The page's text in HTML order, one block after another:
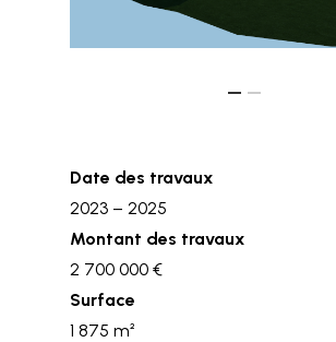
Date des travaux
2023 – 2025
Montant des travaux
2 700 000 €
Surface
1 875 m²